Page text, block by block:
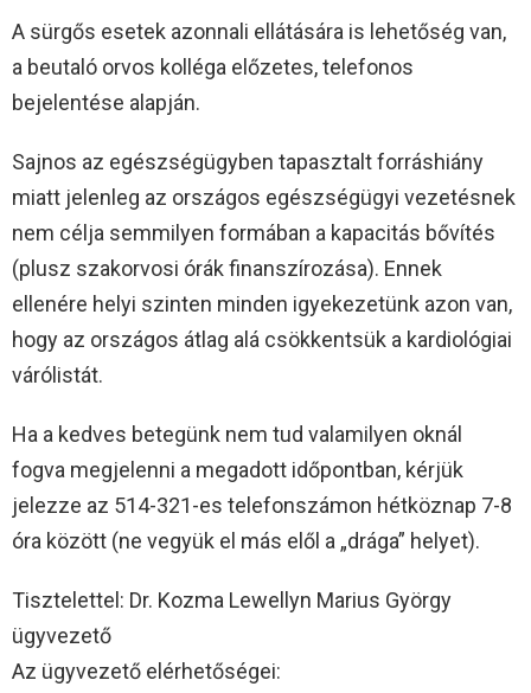
A sürgős esetek azonnali ellátására is lehetőség van,
a beutaló orvos kolléga előzetes, telefonos
bejelentése alapján.
Sajnos az egészségügyben tapasztalt forráshiány
miatt jelenleg az országos egészségügyi vezetésnek
nem célja semmilyen formában a kapacitás bővítés
(plusz szakorvosi órák finanszírozása). Ennek
ellenére helyi szinten minden igyekezetünk azon van,
hogy az országos átlag alá csökkentsük a kardiológiai
várólistát.
Ha a kedves betegünk nem tud valamilyen oknál
fogva megjelenni a megadott időpontban, kérjük
jelezze az 514-321-es telefonszámon hétköznap 7-8
óra között (ne vegyük el más elől a „drága” helyet).
Tisztelettel: Dr. Kozma Lewellyn Marius György
ügyvezető
Az ügyvezető elérhetőségei: